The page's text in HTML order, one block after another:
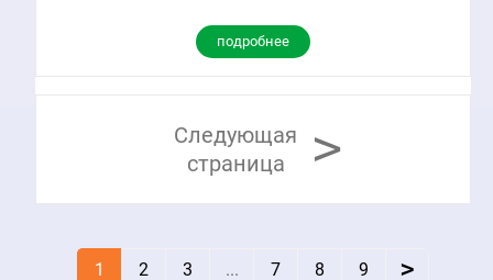
подробнее
Следующая
страница
>
1 2 3 ... 7 8 9 >